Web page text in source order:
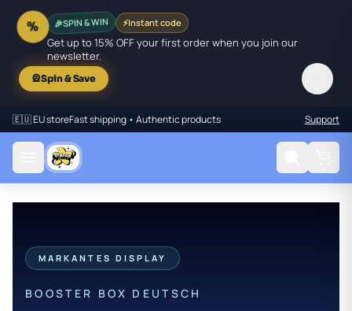
% 🎉SPIN & WIN ⚡Instant code
Get up to 15% OFF your first order when you join our
newsletter.
🎡Spin & Save
🇪🇺 EU storeFast shipping • Authentic products Support
MARKANTES DISPLAY
BOOSTER BOX DEUTSCH